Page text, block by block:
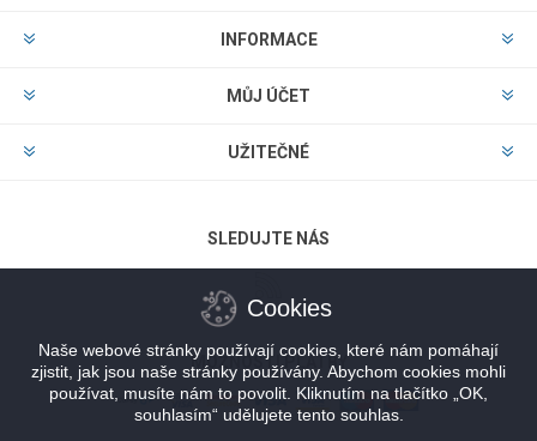
INFORMACE
MŮJ ÚČET
UŽITEČNÉ
SLEDUJTE NÁS
MOŽNOSTI PLATBY
Cookies
Naše webové stránky používají cookies, které nám pomáhají
zjistit, jak jsou naše stránky používány. Abychom cookies mohli
používat, musíte nám to povolit. Kliknutím na tlačítko „OK,
souhlasím“ udělujete tento souhlas.